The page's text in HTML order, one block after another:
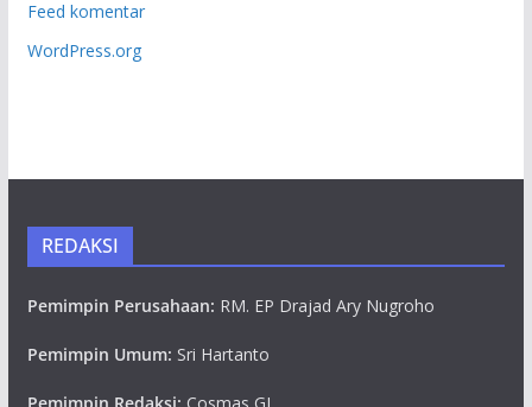
Feed komentar
WordPress.org
REDAKSI
Pemimpin Perusahaan: RM. EP Drajad Ary Nugroho
Pemimpin Umum: Sri Hartanto